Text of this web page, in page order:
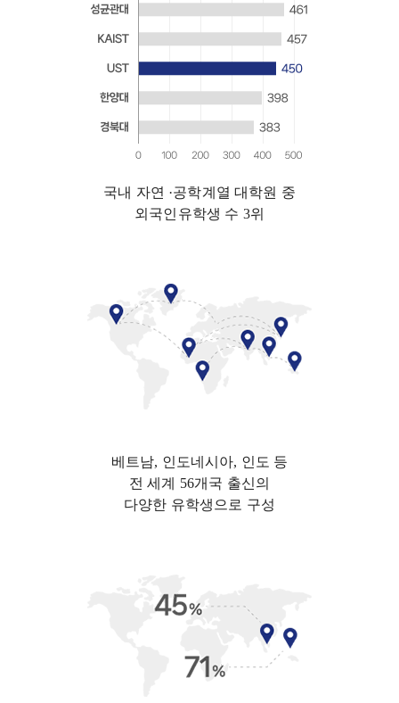
국내 자연 ·공학계열 대학원 중
외국인유학생 수 3위
베트남, 인도네시아, 인도 등
전 세계 56개국 출신의
다양한 유학생으로 구성